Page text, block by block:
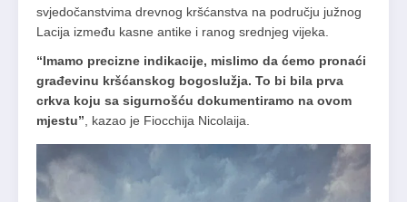
svjedočanstvima drevnog kršćanstva na području južnog
Lacija između kasne antike i ranog srednjeg vijeka.
“Imamo precizne indikacije, mislimo da ćemo pronaći
građevinu kršćanskog bogoslužja. To bi bila prva
crkva koju sa sigurnošću dokumentiramo na ovom
mjestu” , kazao je Fiocchija Nicolaija.